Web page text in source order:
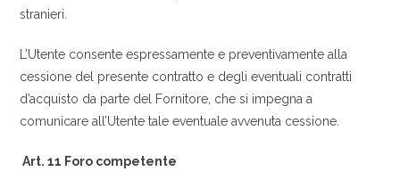
stranieri.
L’Utente consente espressamente e preventivamente alla
cessione del presente contratto e degli eventuali contratti
d’acquisto da parte del Fornitore, che si impegna a
comunicare all’Utente tale eventuale avvenuta cessione.
Art. 11 Foro competente